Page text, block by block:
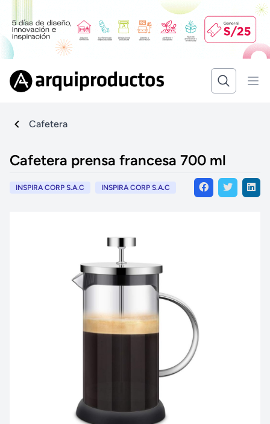
Cafetera
Cafetera prensa francesa 700 ml
INSPIRA CORP S.A.C INSPIRA CORP S.A.C